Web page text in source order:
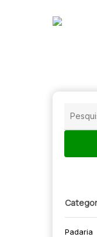
Padaria